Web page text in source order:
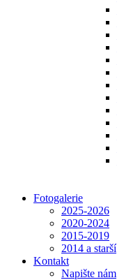
Fotogalerie
2025-2026
2020-2024
2015-2019
2014 a starší
Kontakt
Napište nám